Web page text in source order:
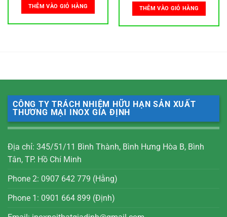
là:
700,000 ₫.
570,000 ₫.
THÊM VÀO GIỎ HÀNG
là:
1,400,000 ₫.
THÊM VÀO GIỎ HÀNG
CÔNG TY TRÁCH NHIỆM HỮU HẠN SẢN XUẤT
THƯƠNG MẠI INOX GIA ĐỊNH
Địa chỉ: 345/51/11 Bình Thành, Bình Hưng Hòa B, Bình
Tân, TP. Hồ Chí Minh
Phone 2: 0907 642 779 (Hằng)
Phone 1: 0901 664 899 (Định)